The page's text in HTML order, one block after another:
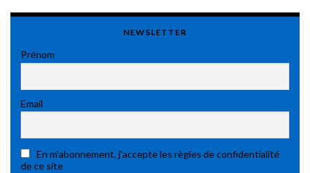
NEWSLETTER
Prénom
Email
En m'abonnement, j'accepte les règles de confidentialité
de ce site